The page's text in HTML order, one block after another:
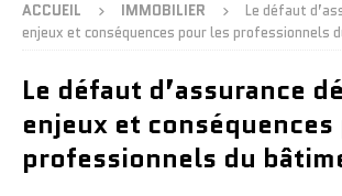
ACCUEIL IMMOBILIER
Le défaut
enjeux et conséquences pour les professionnels
Le défaut d’assurance
enjeux et
professionnels du